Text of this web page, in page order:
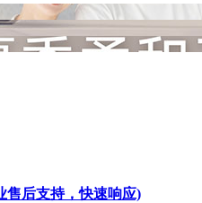
售后支持，快速响应)